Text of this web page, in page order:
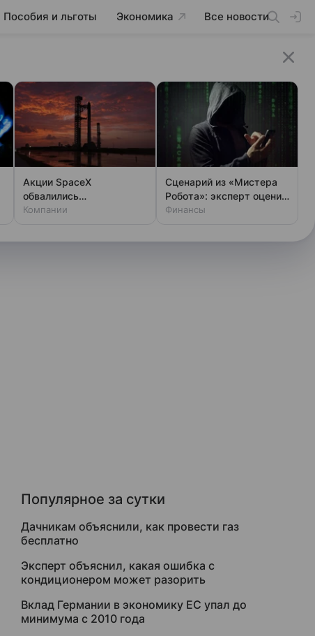
Пособия и льготы Экономика Все новости
Популярное за сутки
Дачникам объяснили, как провести газ
бесплатно
Эксперт объяснил, какая ошибка с
кондиционером может разорить
Вклад Германии в экономику ЕС упал до
минимума с 2010 года
Акции SpaceX
обвалились
одновременно с аварией
Компании
Сценарий из «Мистера
Робота»: эксперт оценил
шансы хакеров
Финансы